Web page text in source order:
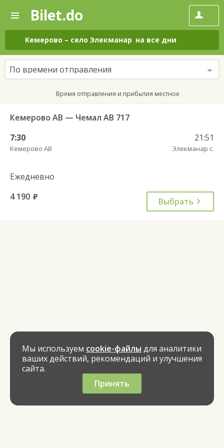
—
Поиск
и
покупка
билетов
на
автобус
онлайн
Bilet.do
Кемерово – село Элекманар на все дни
По времени отправления
Время отправления и прибытия местное
Кемерово АВ — Чемал АВ 717
7:30
Кемерово АВ
21:51
Элекманар с.
Ежедневно
4 190 руб. Выбрать
Мы используем cookie-файлы для аналитики
ваших действий, рекомендаций и улучшения
сайта.
Принять